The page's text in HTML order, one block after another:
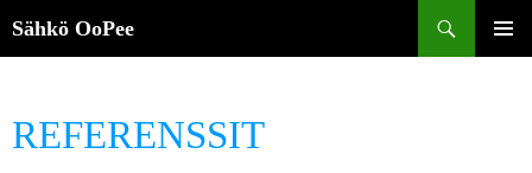
Sähkö OoPee
REFERENSSIT